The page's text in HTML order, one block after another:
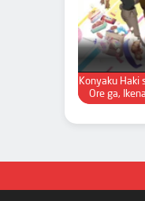
Konyaku Haki
Ore ga,